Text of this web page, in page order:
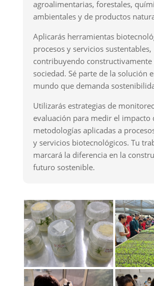
agroalimentarias, forestales,
ambientales y de productos
Aplicarás herramientas
procesos y servicios sustentables,
contribuyendo constructivamente
sociedad. Sé parte de la solución
mundo que demanda
Utilizarás estrategias de
evaluación para medir el impacto
metodologías aplicadas a
y servicios biotecnológicos. Tu
marcará la diferencia en la
futuro sostenible.